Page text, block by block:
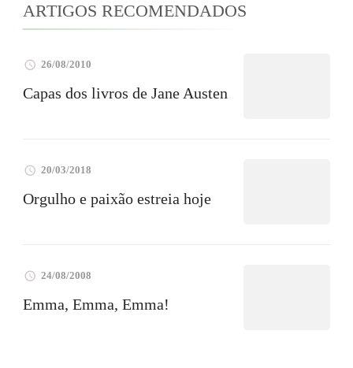
ARTIGOS RECOMENDADOS
26/08/2010
Capas dos livros de Jane Austen
20/03/2018
Orgulho e paixão estreia hoje
24/08/2008
Emma, Emma, Emma!